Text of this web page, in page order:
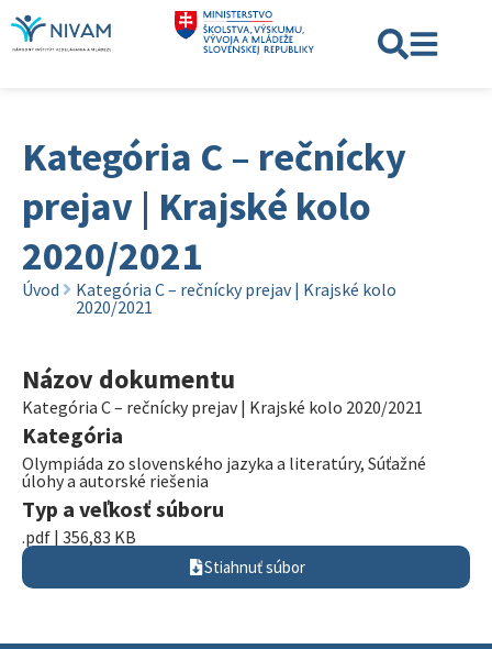
Kategória C – rečnícky
prejav | Krajské kolo
2020/2021
Úvod
Kategória C – rečnícky prejav | Krajské kolo
2020/2021
Názov dokumentu
Kategória C – rečnícky prejav | Krajské kolo 2020/2021
Kategória
Olympiáda zo slovenského jazyka a literatúry, Súťažné
úlohy a autorské riešenia
Typ a veľkosť súboru
.pdf | 356,83 KB
Stiahnuť súbor